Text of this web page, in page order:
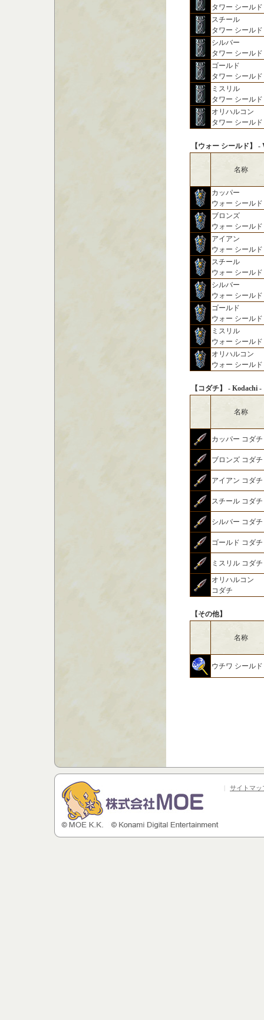
タワー シールド
スチール
タワー シールド
シルバー
タワー シールド
ゴールド
タワー シールド
ミスリル
タワー シールド
オリハルコン
タワー シールド
【ウォー シールド】 -
名称
カッパー
ウォー シールド
ブロンズ
ウォー シールド
アイアン
ウォー シールド
スチール
ウォー シールド
シルバー
ウォー シールド
ゴールド
ウォー シールド
ミスリル
ウォー シールド
オリハルコン
ウォー シールド
【コダチ】 - Kodachi -
名称
カッパー コダチ
ブロンズ コダチ
アイアン コダチ
スチール コダチ
シルバー コダチ
ゴールド コダチ
ミスリル コダチ
オリハルコン
コダチ
【その他】
名称
ウチワ シールド
| サイトマッ